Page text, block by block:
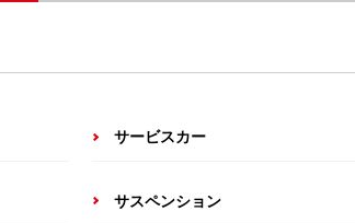
サービスカー
サスペンション